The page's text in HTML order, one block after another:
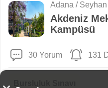
Adana / Seyhan
Akdeniz
Kampüsü
30 Yorum 131